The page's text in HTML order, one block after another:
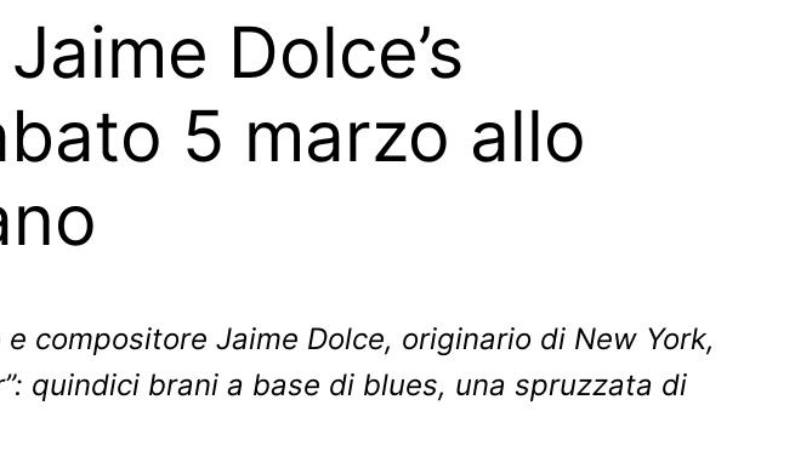
Dolce’s
5 marzo allo
compositore Jaime Dolce, originario di New York,
quindici brani a base di blues, una spruzzata di